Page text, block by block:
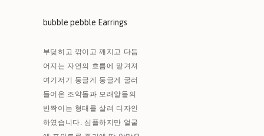
bubble pebble Earrings
부딪히고 깎이고 깨지고 다듬
어지는 자연의 흐름에 맡겨져
여기저기 둥글게 둥글게 굴러
들어온 조약돌과 모래알들의
반짝이는 형태를 살려 디자인
하였습니다. 심플하지만 얼굴